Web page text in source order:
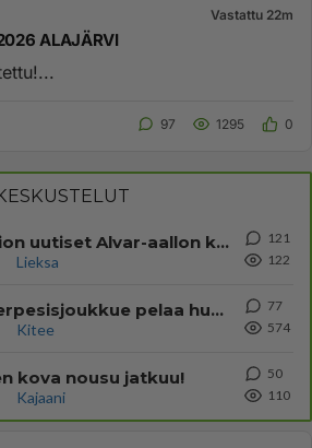
Vastattu 22m
ALAJÄRVI
97 1295 0
Lieksa oli Yleisradion uutiset Alvar-aallon kylä myynnissä?
Lieksa
121
122
Kiteen Pallon superpesisjoukkue pelaa huumeiden vaikutuksen alaisena
Kitee
77
574
kova nousu jatkuu!
Kajaani
50
110